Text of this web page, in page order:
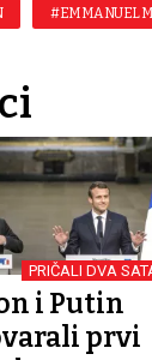
#EMMANUEL
PRIČALI DVA
i Putin
prvi